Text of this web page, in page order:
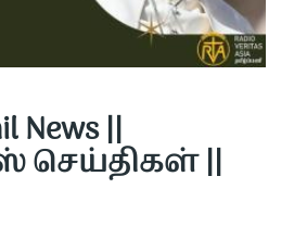
News ||
செய்திகள் ||